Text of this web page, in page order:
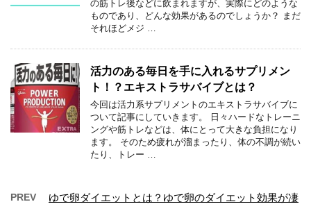
の筋トレ後などに飲まれますが、実際にどのような
ものであり、どんな効果があるのでしょうか？ まだ
それほどメジ …
活力のある毎日を手に入れるサプリメン
ト！？エキストラサバイブとは？
今回は活力系サプリメントのエキストラサバイブに
ついて記事にしていきます。 日々ハードなトレーニ
ングや筋トレなどは、体にとって大きな負担になり
ます。 そのため疲れが溜まったり、体の不調が続い
たり、トレー …
PREV
ゆで卵ダイエットとは？ゆで卵のダイエット効果が凄